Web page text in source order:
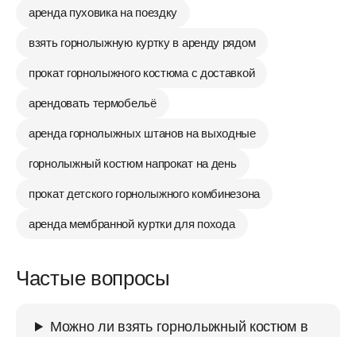
аренда пуховика на поездку
взять горнолыжную куртку в аренду рядом
прокат горнолыжного костюма с доставкой
арендовать термобельё
аренда горнолыжных штанов на выходные
горнолыжный костюм напрокат на день
прокат детского горнолыжного комбинезона
аренда мембранной куртки для похода
Частые вопросы
Можно ли взять горнолыжный костюм в